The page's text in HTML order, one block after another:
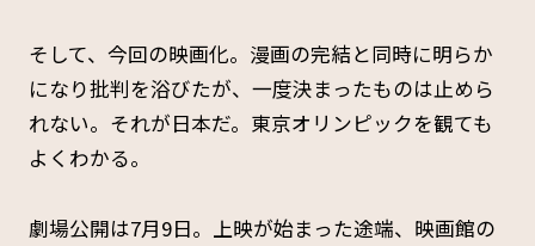
そして、今回の映画化。漫画の完結と同時に明らか
になり批判を浴びたが、一度決まったものは止めら
れない。それが日本だ。東京オリンピックを観ても
よくわかる。
劇場公開は7月9日。上映が始まった途端、映画館の